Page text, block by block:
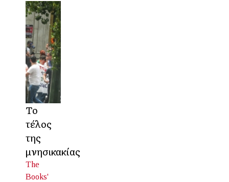
Το
τέλος
της
μνησικακίας
The
Books'